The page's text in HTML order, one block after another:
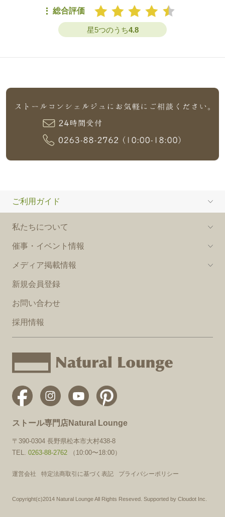
総合評価
星5つのうち4.8
ご利用ガイド
私たちについて
催事・イベント情報
メディア掲載情報
新規会員登録
お問い合わせ
採用情報
ストール専門店Natural Lounge
〒390-0304 長野県松本市大村438-8
TEL. 0263-88-2762（10:00〜18:00）
運営会社 特定法商取引に基づく表記 プライバシーポリシー
Copyright(c)2014 Natural Lounge All Rights Reseved. Supported by Cloudot Inc.